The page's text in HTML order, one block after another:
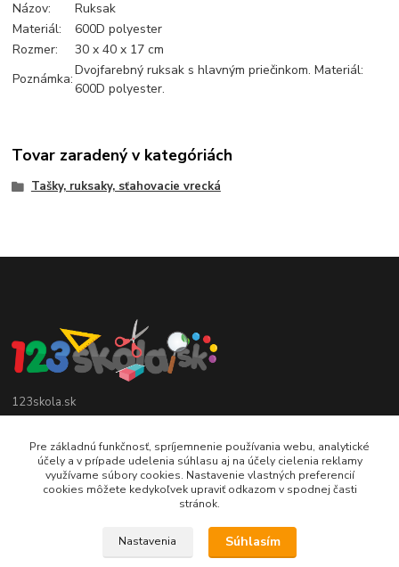
Názov:
Ruksak
Materiál:
600D polyester
Rozmer:
30 x 40 x 17 cm
Poznámka:
Dvojfarebný ruksak s hlavným priečinkom. Materiál:
600D polyester.
Tovar zaradený v kategóriách
Tašky, ruksaky, sťahovacie vrecká
123skola.sk
0905 990 696
jan@123obec.sk
Pre základnú funkčnosť, spríjemnenie používania webu, analytické
účely a v prípade udelenia súhlasu aj na účely cielenia reklamy
využívame súbory cookies. Nastavenie vlastných preferencií
cookies môžete kedykoľvek upraviť odkazom v spodnej časti
stránok.
Nastavenia Súhlasím